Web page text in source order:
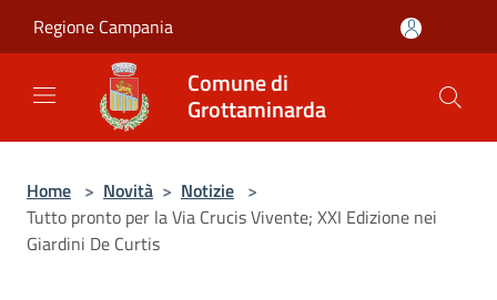
Regione Campania
Comune di
Grottaminarda
Home > Novità > Notizie >
Tutto pronto per la Via Crucis Vivente; XXI Edizione nei
Giardini De Curtis